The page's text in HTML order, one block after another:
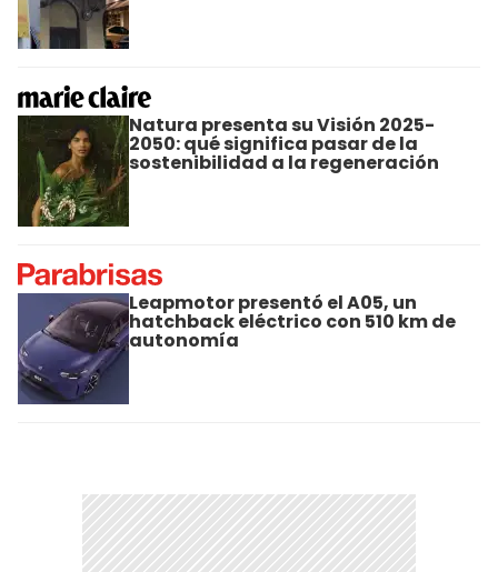
Natura presenta su Visión 2025-
2050: qué significa pasar de la
sostenibilidad a la regeneración
Leapmotor presentó el A05, un
hatchback eléctrico con 510 km de
autonomía